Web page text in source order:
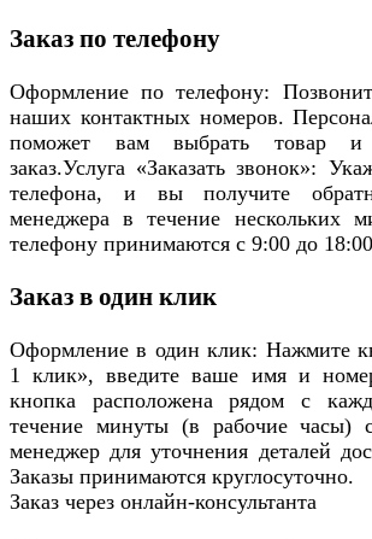
Заказ по телефону
Оформление по телефону:
наших контактных номеров.
поможет вам выбрать товар и
заказ.Услуга «Заказать звонок»:
телефона, и вы получите
менеджера в течение нескольких
телефону принимаются с 9:00 до
Заказ в один клик
Оформление в один клик: Нажмите
1 клик», введите ваше имя и
кнопка расположена рядом с
течение минуты (в рабочие часы)
менеджер для уточнения деталей
Заказы принимаются круглосуточно.
Заказ через онлайн-консультанта